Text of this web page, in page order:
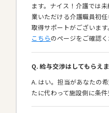
ます。ナイス！介護では
業いただける介護職員初
取得サポートがございま
こちらのページをご確認く
Q. 給与交渉はしてもらえ
A. はい。担当があなたの
たに代わって施設側に条件